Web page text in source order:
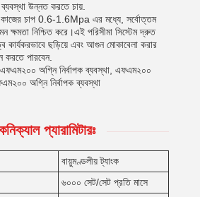
ব্যবস্থা উন্নত করতে চায়.
কাজের চাপ 0.6-1.6Mpa এর মধ্যে, সর্বোত্তম
ক্ষমতা নিশ্চিত করে।এই পরিসীমা সিস্টেম দ্রুত
কার্যকরভাবে ছড়িয়ে এবং আগুন মোকাবেলা করার
করতে পারবেন.
এফএম২০০ অগ্নি নির্বাপক ব্যবস্থা, এফএম২০০
অগ্নি নির্বাপক ব্যবস্থা
প্যারামিটারঃ
বায়ুমণ্ডলীয় ট্যাংক
৬০০০ সেট/সেট প্রতি মাসে